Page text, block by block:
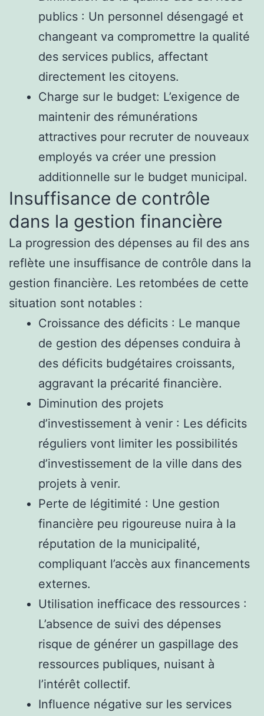
publics : Un personnel désengagé et
changeant va compromettre la qualité
des services publics, affectant
directement les citoyens.
Charge sur le budget: L’exigence de
maintenir des rémunérations
attractives pour recruter de nouveaux
employés va créer une pression
additionnelle sur le budget municipal.
Insuffisance de contrôle
dans la gestion financière
La progression des dépenses au fil des ans
reflète une insuffisance de contrôle dans la
gestion financière. Les retombées de cette
situation sont notables :
Croissance des déficits : Le manque
de gestion des dépenses conduira à
des déficits budgétaires croissants,
aggravant la précarité financière.
Diminution des projets
d’investissement à venir : Les déficits
réguliers vont limiter les possibilités
d’investissement de la ville dans des
projets à venir.
Perte de légitimité : Une gestion
financière peu rigoureuse nuira à la
réputation de la municipalité,
compliquant l’accès aux financements
externes.
Utilisation inefficace des ressources :
L’absence de suivi des dépenses
risque de générer un gaspillage des
ressources publiques, nuisant à
l’intérêt collectif.
Influence négative sur les services